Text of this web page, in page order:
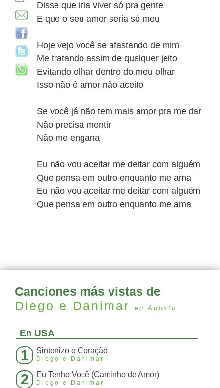
Disse que iria viver só pra gente
E que o seu amor seria só meu
Hoje vejo você se afastando de mim
Me tratando assim de qualquer jeito
Evitando olhar dentro do meu olhar
Isso não é amor não aceito
Se você já não tem mais amor pra me dar
Não precisa mentir
Não me engana
Eu não vou aceitar me deitar com alguém
Que pensa em outro enquanto me ama
Eu não vou aceitar me deitar com alguém
Que pensa em outro enquanto me ama
Canciones más vistas de
Diego e Danimar
en Agosto
En USA
1 Sintonizo o Coração
Diego e Danimar
2 Eu Tenho Você (Caminho de Amor)
Diego e Danimar